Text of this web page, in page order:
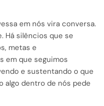
em nós vira conversa.
Há silêncios que se
metas e
em que seguimos
e sustentando o que
algo dentro de nós pede